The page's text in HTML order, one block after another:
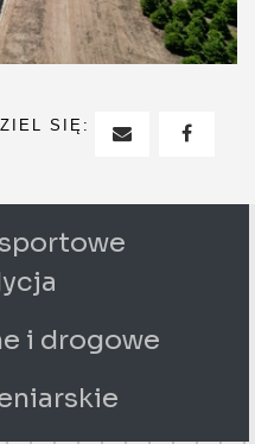
SIĘ: WYŚLIJ
i drogowe